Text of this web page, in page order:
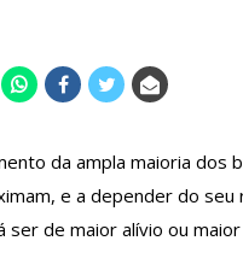
da ampla maioria dos
e a depender do seu
de maior alívio ou